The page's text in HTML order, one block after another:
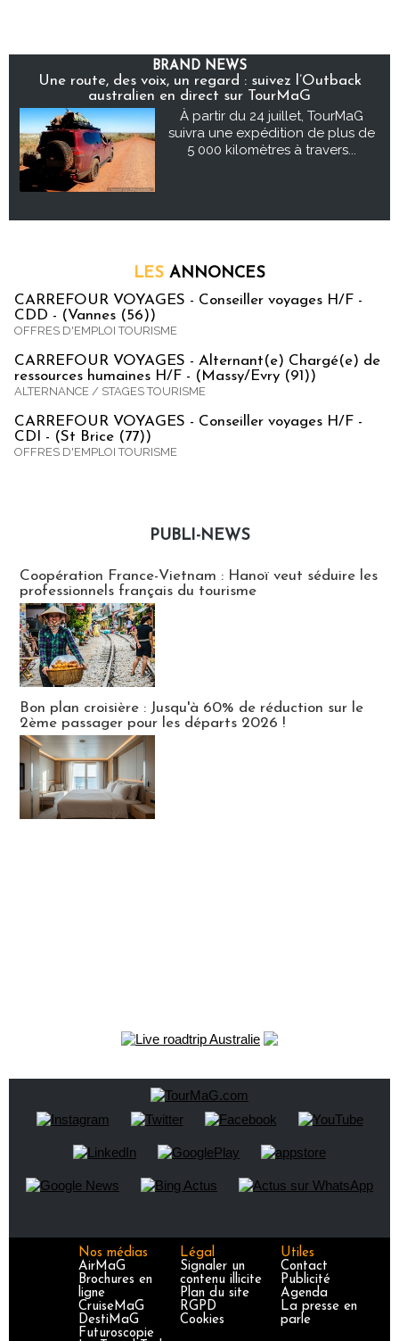
BRAND NEWS
Une route, des voix, un regard : suivez l’Outback
australien en direct sur TourMaG
À partir du 24 juillet, TourMaG
suivra une expédition de plus de
5 000 kilomètres à travers...
LES ANNONCES
CARREFOUR VOYAGES - Conseiller voyages H/F -
CDD - (Vannes (56))
OFFRES D'EMPLOI TOURISME
CARREFOUR VOYAGES - Alternant(e) Chargé(e) de
ressources humaines H/F - (Massy/Evry (91))
ALTERNANCE / STAGES TOURISME
CARREFOUR VOYAGES - Conseiller voyages H/F -
CDI - (St Brice (77))
OFFRES D'EMPLOI TOURISME
PUBLI-NEWS
Coopération France-Vietnam : Hanoï veut séduire les
professionnels français du tourisme
Bon plan croisière : Jusqu'à 60% de réduction sur le
2ème passager pour les départs 2026 !
Nos médias
AirMaG
Brochures en
ligne
CruiseMaG
DestiMaG
Futuroscopie
Légal
Signaler un
contenu illicite
Plan du site
RGPD
Cookies
Utiles
Contact
Publicité
Agenda
La presse en
parle